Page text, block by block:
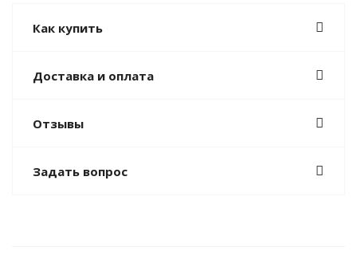
Как купить
Доставка и оплата
Отзывы
Задать вопрос